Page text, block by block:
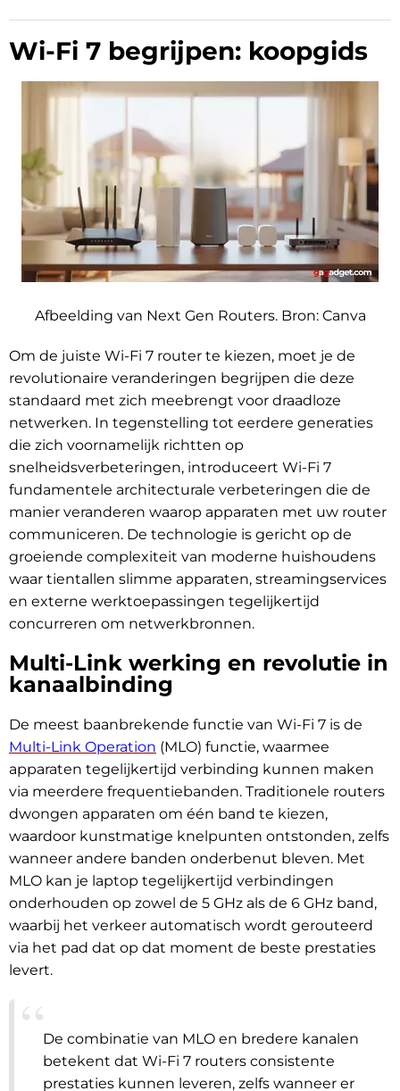
Wi-Fi 7 begrijpen: koopgids
Afbeelding van Next Gen Routers. Bron: Canva
Om de juiste Wi-Fi 7 router te kiezen, moet je de
revolutionaire veranderingen begrijpen die deze
standaard met zich meebrengt voor draadloze
netwerken. In tegenstelling tot eerdere generaties
die zich voornamelijk richtten op
snelheidsverbeteringen, introduceert Wi-Fi 7
fundamentele architecturale verbeteringen die de
manier veranderen waarop apparaten met uw router
communiceren. De technologie is gericht op de
groeiende complexiteit van moderne huishoudens
waar tientallen slimme apparaten, streamingservices
en externe werktoepassingen tegelijkertijd
concurreren om netwerkbronnen.
Multi-Link werking en revolutie in
kanaalbinding
De meest baanbrekende functie van Wi-Fi 7 is de
Multi-Link Operation (MLO) functie, waarmee
apparaten tegelijkertijd verbinding kunnen maken
via meerdere frequentiebanden. Traditionele routers
dwongen apparaten om één band te kiezen,
waardoor kunstmatige knelpunten ontstonden, zelfs
wanneer andere banden onderbenut bleven. Met
MLO kan je laptop tegelijkertijd verbindingen
onderhouden op zowel de 5 GHz als de 6 GHz band,
waarbij het verkeer automatisch wordt gerouteerd
via het pad dat op dat moment de beste prestaties
levert.
De combinatie van MLO en bredere kanalen
betekent dat Wi-Fi 7 routers consistente
prestaties kunnen leveren, zelfs wanneer er